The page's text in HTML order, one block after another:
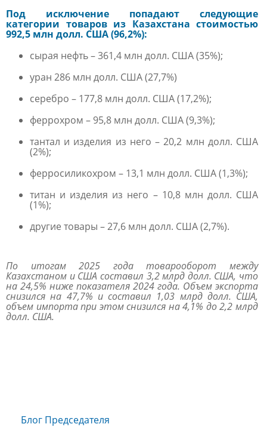
Под исключение попадают следующие
категории товаров из Казахстана стоимостью
992,5 млн долл. США (96,2%):
сырая нефть – 361,4 млн долл. США (35%);
уран 286 млн долл. США (27,7%)
серебро – 177,8 млн долл. США (17,2%);
феррохром – 95,8 млн долл. США (9,3%);
тантал и изделия из него – 20,2 млн долл. США
(2%);
ферросиликохром – 13,1 млн долл. США (1,3%);
титан и изделия из него – 10,8 млн долл. США
(1%);
другие товары – 27,6 млн долл. США (2,7%).
По итогам 2025 года товарооборот между
Казахстаном и США составил 3,2 млрд долл. США, что
на 24,5% ниже показателя 2024 года. Объем экспорта
снизился на 47,7% и составил 1,03 млрд долл. США,
объем импорта при этом снизился на 4,1% до 2,2 млрд
долл. США.
Блог Председателя